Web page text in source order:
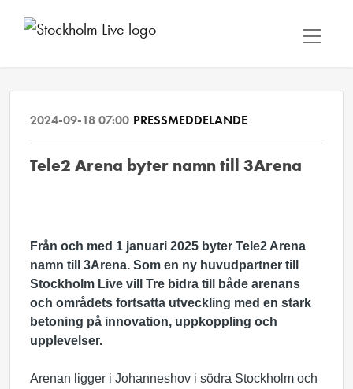
2024-09-18 07:00 PRESSMEDDELANDE
Tele2 Arena byter namn till 3Arena
Från och med 1 januari 2025 byter Tele2 Arena
namn till 3Arena. Som en ny huvudpartner till
Stockholm Live vill Tre bidra till både arenans
och områdets fortsatta utveckling med en stark
betoning på innovation, uppkoppling och
upplevelser.
Arenan ligger i Johanneshov i södra Stockholm och